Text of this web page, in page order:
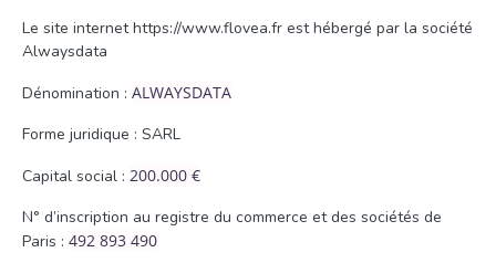
Le site internet https://www.flovea.fr est hébergé par la société
Alwaysdata
Dénomination : ALWAYSDATA
Forme juridique : SARL
Capital social : 200.000 €
N° d’inscription au registre du commerce et des sociétés de
Paris : 492 893 490